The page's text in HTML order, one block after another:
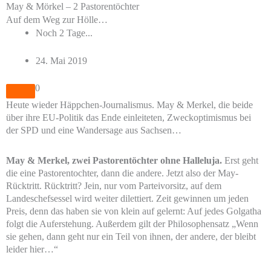
May & Mörkel – 2 Pastorentöchter
Auf dem Weg zur Hölle…
Noch 2 Tage...
24. Mai 2019
0
Heute wieder Häppchen-Journalismus. May & Merkel, die beide
über ihre EU-Politik das Ende einleiteten, Zweckoptimismus bei
der SPD und eine Wandersage aus Sachsen…
May & Merkel, zwei Pastorentöchter ohne Halleluja. Erst geht
die eine Pastorentochter, dann die andere. Jetzt also der May-
Rücktritt. Rücktritt? Jein, nur vom Parteivorsitz, auf dem
Landeschefsessel wird weiter dilettiert. Zeit gewinnen um jeden
Preis, denn das haben sie von klein auf gelernt: Auf jedes Golgatha
folgt die Auferstehung. Außerdem gilt der Philosophensatz „Wenn
sie gehen, dann geht nur ein Teil von ihnen, der andere, der bleibt
leider hier…“